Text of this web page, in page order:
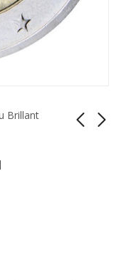
Brillant
Euro Vatican 2002